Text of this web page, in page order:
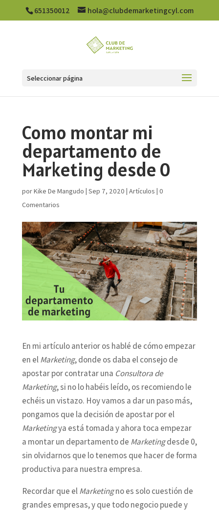
651350012 hola@clubdemarketingcyl.com
Seleccionar página
Como montar mi
departamento de
Marketing desde 0
porKike De Mangudo | Sep 7, 2020 | Artículos | 0
Comentarios
En mi artículo anterior os hablé de cómo empezar
en elMarketing, donde os daba el consejo de
apostar por contratar una Consultora de
Marketing, si no lo habéis leído, os recomiendo le
echéis un vistazo. Hoy vamos a dar un paso más,
pongamos que la decisión de apostar por el
Marketingya está tomada y ahora toca empezar
a montar un departamento de Marketingdesde 0,
sin olvidarnos que lo tenemos que hacer de forma
productiva para nuestra empresa.
Recordar que elMarketingno es solo cuestión de
grandes empresas, y que todo negocio puede y